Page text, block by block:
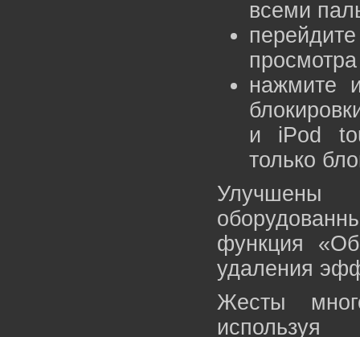
всеми
нажмите
и iPod
только
Улучшены
функция
удаления
Жесты